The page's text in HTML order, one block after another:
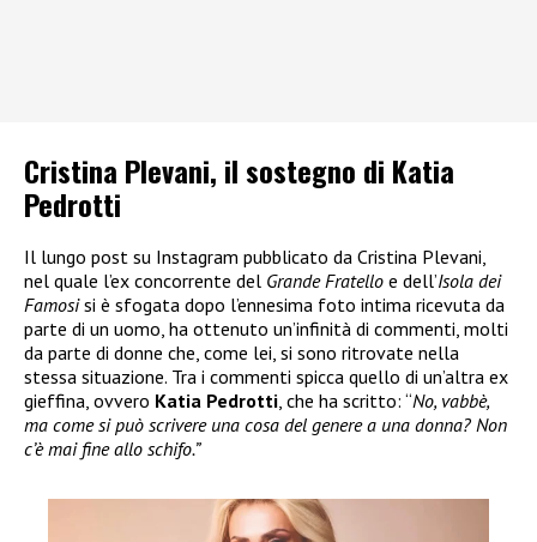
Cristina Plevani, il sostegno di Katia
Pedrotti
Il lungo post su Instagram pubblicato da Cristina Plevani,
nel quale l’ex concorrente del Grande Fratello e dell’Isola dei
Famosisi è sfogata dopo l’ennesima foto intima ricevuta da
parte di un uomo, ha ottenuto un’infinità di commenti, molti
da parte di donne che, come lei, si sono ritrovate nella
stessa situazione. Tra i commenti spicca quello di un’altra ex
gieffina, ovvero Katia Pedrotti, che ha scritto: “No, vabbè,
ma come si può scrivere una cosa del genere a una donna? Non
c’è mai fine allo schifo.”